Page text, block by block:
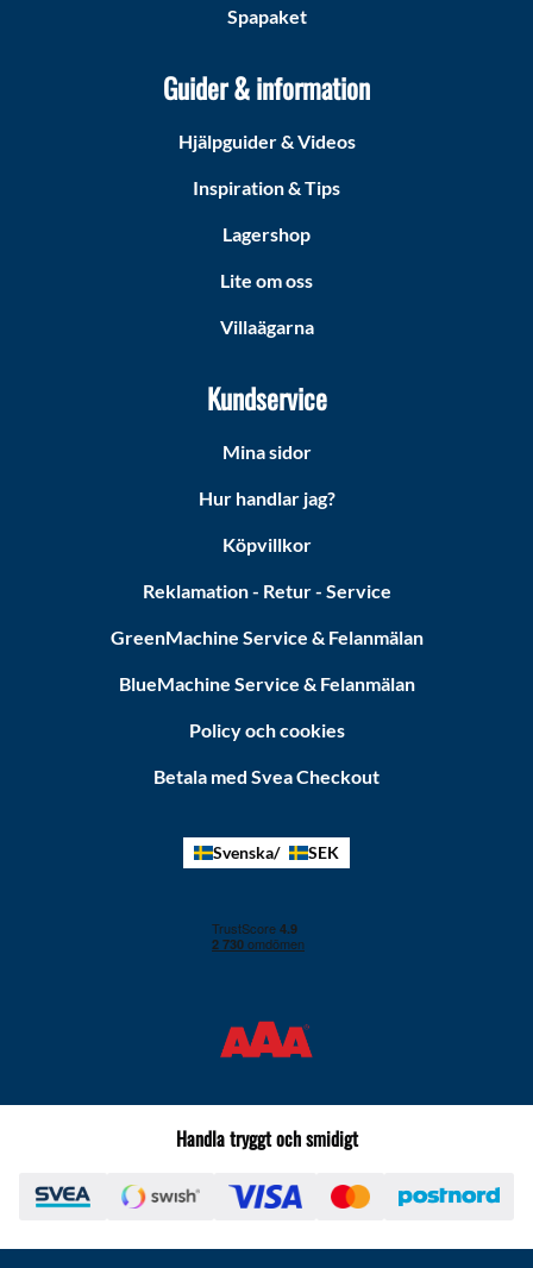
Spapaket
Guider & information
Hjälpguider & Videos
Inspiration & Tips
Lagershop
Lite om oss
Villaägarna
Kundservice
Mina sidor
Hur handlar jag?
Köpvillkor
Reklamation - Retur - Service
GreenMachine Service & Felanmälan
BlueMachine Service & Felanmälan
Policy och cookies
Betala med Svea Checkout
Svenska SEK
Handla tryggt och smidigt